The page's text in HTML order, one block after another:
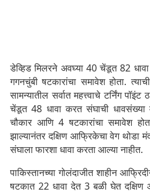
डेव्हिड मिलरने अवघ्या 40 चेंडूत 82
गगनचुंबी षटकारांचा समावेश होता.
सामन्यातील सर्वात महत्त्वाचे टर्निंग
चेंडूत 48 धावा करत संघाची
चौकार आणि 4 षटकारांचा समावेश
झाल्यानंतर दक्षिण आफ्रिकेचा वेग थोडा
संघाला फारशा धावा करता आल्या नाहीत.
पाकिस्तानच्या गोलंदाजीत शाहीन
षटकात 22 धावा देत 3 बळी घेत दक्षिण